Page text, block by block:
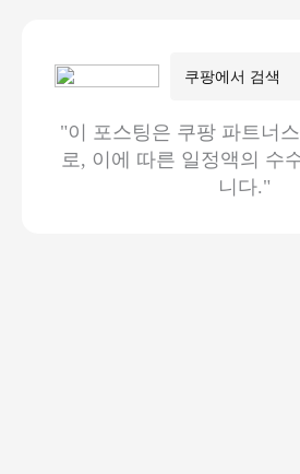
"이 포스팅은 쿠팡 파트너
로, 이에 따른 일정액의 수
니다."